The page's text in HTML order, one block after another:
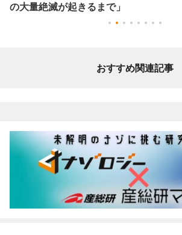
の大量絶滅が起きるまで」
おすすめ関連記事